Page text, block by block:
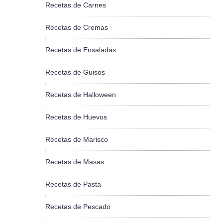
Recetas de Carnes
Recetas de Cremas
Recetas de Ensaladas
Recetas de Guisos
Recetas de Halloween
Recetas de Huevos
Recetas de Marisco
Recetas de Masas
Recetas de Pasta
Recetas de Pescado